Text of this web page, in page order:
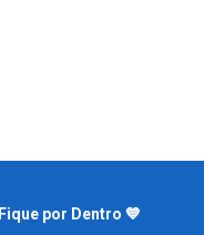
Fique por Dentro 💙